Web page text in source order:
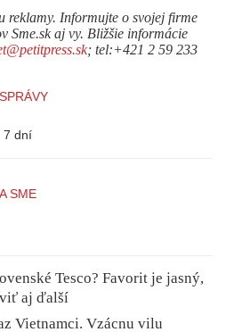
reklamy. Informujte o svojej firme
Sme.sk aj vy. Bližšie informácie
; tel:+421 2 59 233
7 dní
SME
Tesco? Favorit je jasný,
aj ďalší
Vietnamci. Vzácnu vilu